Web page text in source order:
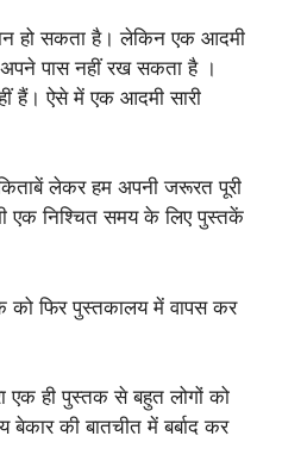
हो सकता है। लेकिन एक आदमी
पास नहीं रख सकता है ।
हैं। ऐसे में एक आदमी सारी
लेकर हम अपनी जरूरत पूरी
एक निश्चित समय के लिए पुस्तकें
फिर पुस्तकालय में वापस कर
एक ही पुस्तक से बहुत लोगों को
की बातचीत में बर्बाद कर